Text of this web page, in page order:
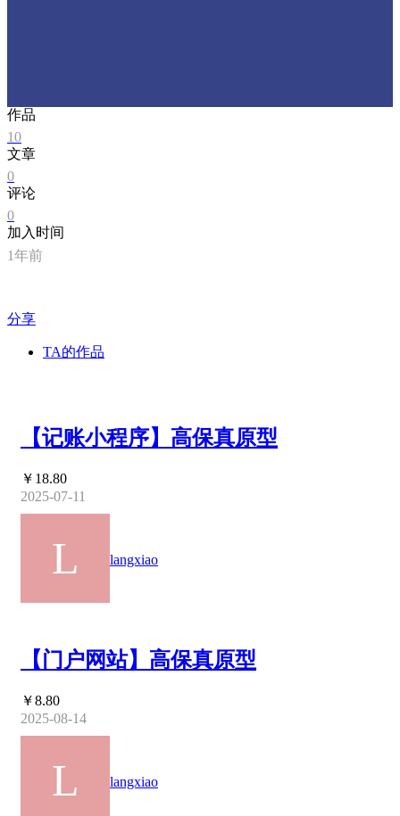
作品
10
文章
0
评论
0
加入时间
1年前
分享
TA的作品
【记账小程序】高保真原型
￥18.80
2025-07-11
langxiao
【门户网站】高保真原型
￥8.80
2025-08-14
langxiao